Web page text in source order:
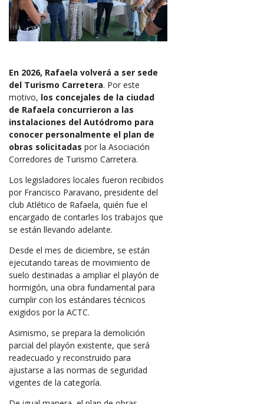
En 2026, Rafaela volverá a ser sede
del Turismo Carretera. Por este
motivo, los concejales de la ciudad
de Rafaela concurrieron a las
instalaciones del Autódromo para
conocer personalmente el plan de
obras solicitadas por la Asociación
Corredores de Turismo Carretera.
Los legisladores locales fueron recibidos
por Francisco Paravano, presidente del
club Atlético de Rafaela, quién fue el
encargado de contarles los trabajos que
se están llevando adelante.
Desde el mes de diciembre, se están
ejecutando tareas de movimiento de
suelo destinadas a ampliar el playón de
hormigón, una obra fundamental para
cumplir con los estándares técnicos
exigidos por la ACTC.
Asimismo, se prepara la demolición
parcial del playón existente, que será
readecuado y reconstruido para
ajustarse a las normas de seguridad
vigentes de la categoría.